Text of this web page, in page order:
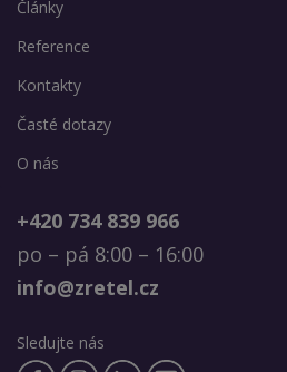
Články
Reference
Kontakty
Časté dotazy
O nás
+420 734 839 966
po – pá 8:00 – 16:00
info@zretel.cz
Sledujte nás